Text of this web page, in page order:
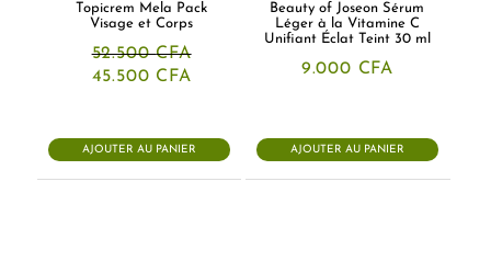
Topicrem Mela Pack
Visage et Corps
52.500CFA
Le
52.500 CFA.
45.500 CFA
45.500 CFA.
AJOUTER AU PANIER
Beauty of Joseon Sérum
Léger à la Vitamine C
Unifiant Éclat Teint 30 ml
9.000 CFA
AJOUTER AU PANIER